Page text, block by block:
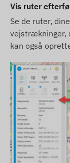
Vis ruter
Se de ruter,
vejstrækninger,
kan også